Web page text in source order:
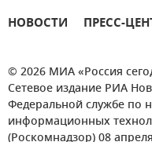
НОВОСТИ ПРЕСС-
© 2026 МИА «Россия
Сетевое издание РИА
Федеральной службе по
информационных